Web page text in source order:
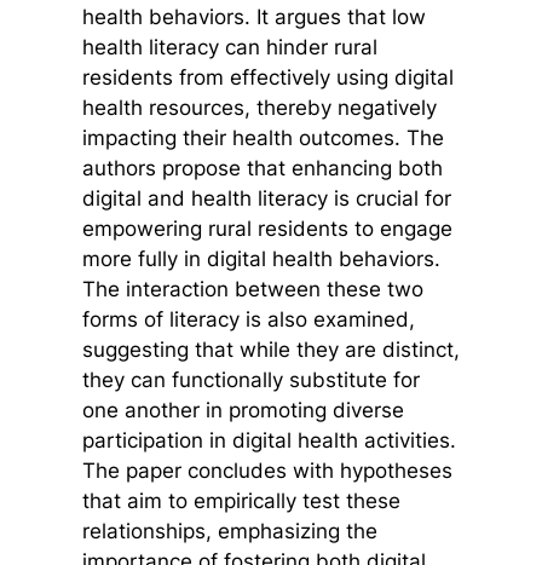
health behaviors. It argues that low
health literacy can hinder rural
residents from effectively using digital
health resources, thereby negatively
impacting their health outcomes. The
authors propose that enhancing both
digital and health literacy is crucial for
empowering rural residents to engage
more fully in digital health behaviors.
The interaction between these two
forms of literacy is also examined,
suggesting that while they are distinct,
they can functionally substitute for
one another in promoting diverse
participation in digital health activities.
The paper concludes with hypotheses
that aim to empirically test these
relationships, emphasizing the